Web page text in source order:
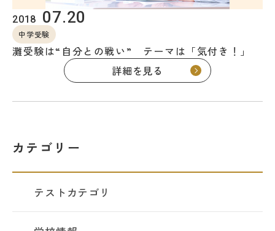
名門会 公式SNS
名門会note「プロが明かす合格のヒン
2018 07.20
中学受験
灘受験は“自分との戦い” テーマは「気付き！」
詳細を見る
カテゴリー
テストカテゴリ